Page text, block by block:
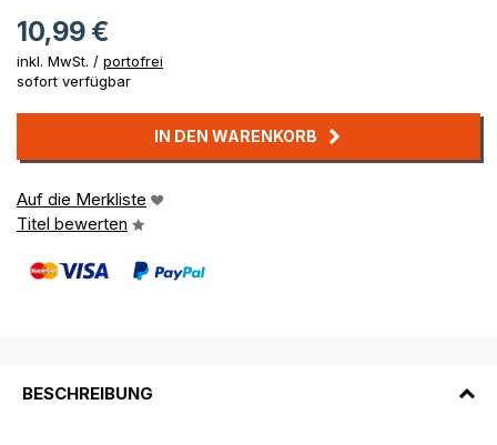
10,99 €
inkl. MwSt. / portofrei
sofort verfügbar
IN DEN WARENKORB
Auf die Merkliste
Titel bewerten
BESCHREIBUNG